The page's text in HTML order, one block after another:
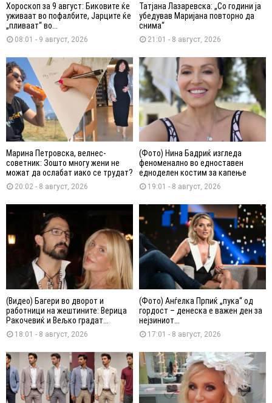
Хороскоп за 9 август: Биковите ќе
уживаат во пофалбите, Јарците ќе
„пливаат“ во...
08:01 - 9 август, 2026
Татјана Лазаревска: „Со години ја
убедував Маријана повторно да
снима“
21:01 - 8 август, 2026
Марина Петровска, велнес-
советник: Зошто многу жени не
можат да ослабат иако се трудат?
20:02 - 8 август, 2026
(Фото) Нина Бадриќ изгледа
феноменално во едноставен
едноделен костим за капење
19:01 - 8 август, 2026
(Видео) Багери во дворот и
работници на жештините: Верица
Ракочевиќ и Вељко градат...
18:01 - 8 август, 2026
(Фото) Анѓелка Прпиќ „пука“ од
гордост – денеска е важен ден за
нејзиниот...
17:01 - 8 август, 2026